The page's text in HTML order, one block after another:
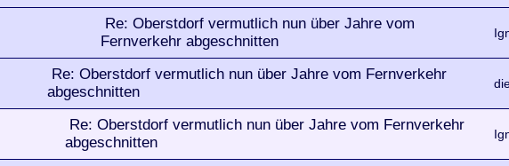
Re: Oberstdorf vermutlich nun über Jahre vom
Fernverkehr abgeschnitten
Re: Oberstdorf vermutlich nun über Jahre vom Fernverkehr
abgeschnitten
Re: Oberstdorf vermutlich nun über Jahre vom Fernverkehr
abgeschnitten